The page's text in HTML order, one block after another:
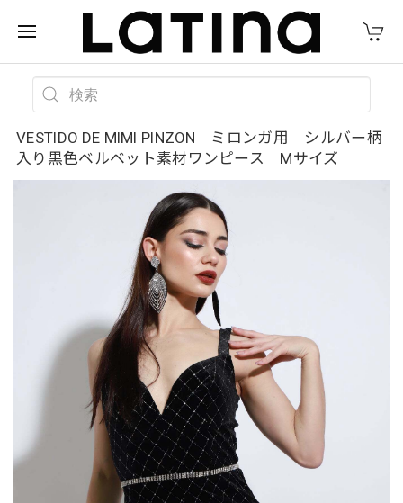
VESTIDO DE MIMI PINZON ミロンガ用 シルバー柄
入り黒色ベルベット素材ワンピース Mサイズ